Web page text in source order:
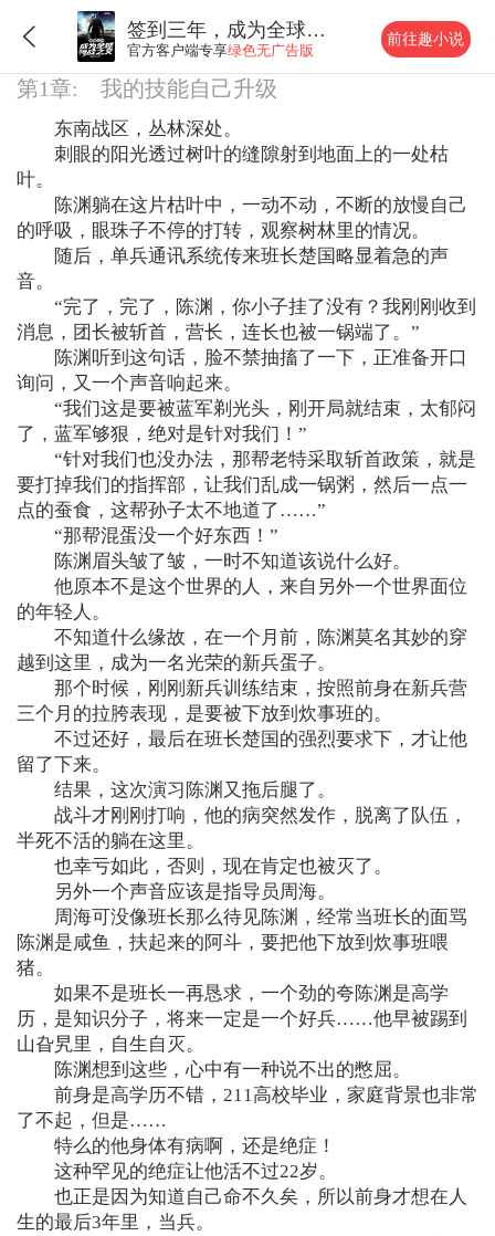
签到三年，成为全球特战之父
官方客户端专享绿色无广告版
前往趣小说
第1章: 我的技能自己升级
东南战区，丛林深处。
刺眼的阳光透过树叶的缝隙射到地面上的一处枯
叶。
陈渊躺在这片枯叶中，一动不动，不断的放慢自己
的呼吸，眼珠子不停的打转，观察树林里的情况。
随后，单兵通讯系统传来班长楚国略显着急的声
音。
“完了，完了，陈渊，你小子挂了没有？我刚刚收到
消息，团长被斩首，营长，连长也被一锅端了。”
陈渊听到这句话，脸不禁抽搐了一下，正准备开口
询问，又一个声音响起来。
“我们这是要被蓝军剃光头，刚开局就结束，太郁闷
了，蓝军够狠，绝对是针对我们！”
“针对我们也没办法，那帮老特采取斩首政策，就是
要打掉我们的指挥部，让我们乱成一锅粥，然后一点一
点的蚕食，这帮孙子太不地道了……”
“那帮混蛋没一个好东西！”
陈渊眉头皱了皱，一时不知道该说什么好。
他原本不是这个世界的人，来自另外一个世界面位
的年轻人。
不知道什么缘故，在一个月前，陈渊莫名其妙的穿
越到这里，成为一名光荣的新兵蛋子。
那个时候，刚刚新兵训练结束，按照前身在新兵营
三个月的拉胯表现，是要被下放到炊事班的。
不过还好，最后在班长楚国的强烈要求下，才让他
留了下来。
结果，这次演习陈渊又拖后腿了。
战斗才刚刚打响，他的病突然发作，脱离了队伍，
半死不活的躺在这里。
也幸亏如此，否则，现在肯定也被灭了。
另外一个声音应该是指导员周海。
周海可没像班长那么待见陈渊，经常当班长的面骂
陈渊是咸鱼，扶起来的阿斗，要把他下放到炊事班喂
猪。
如果不是班长一再恳求，一个劲的夸陈渊是高学
历，是知识分子，将来一定是一个好兵……他早被踢到
山旮旯里，自生自灭。
陈渊想到这些，心中有一种说不出的憋屈。
前身是高学历不错，211高校毕业，家庭背景也非常
了不起，但是……
特么的他身体有病啊，还是绝症！
这种罕见的绝症让他活不过22岁。
也正是因为知道自己命不久矣，所以前身才想在人
生的最后3年里，当兵。